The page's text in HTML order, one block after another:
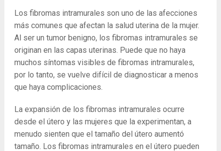
Los fibromas intramurales son uno de las afecciones
más comunes que afectan la salud uterina de la mujer.
Al ser un tumor benigno, los fibromas intramurales se
originan en las capas uterinas. Puede que no haya
muchos síntomas visibles de fibromas intramurales,
por lo tanto, se vuelve difícil de diagnosticar a menos
que haya complicaciones.
La ​​expansión de los fibromas intramurales ocurre
desde el útero y las mujeres que la experimentan, a
menudo sienten que el tamaño del útero aumentó
tamaño. Los fibromas intramurales en el útero pueden